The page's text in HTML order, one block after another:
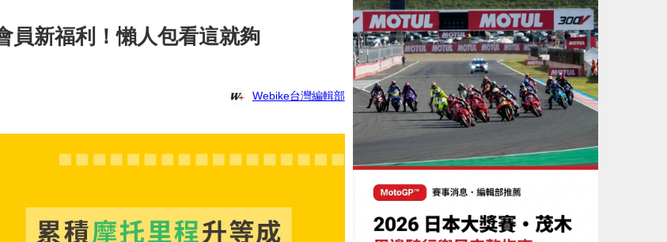
員新福利！懶人包看這就夠
Webike台灣編輯部